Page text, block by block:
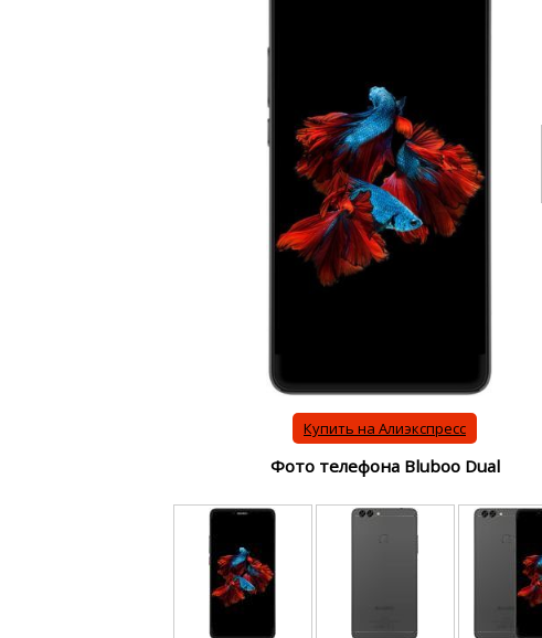
Купить на Алиэкспресс
Фото телефона Bluboo Dual